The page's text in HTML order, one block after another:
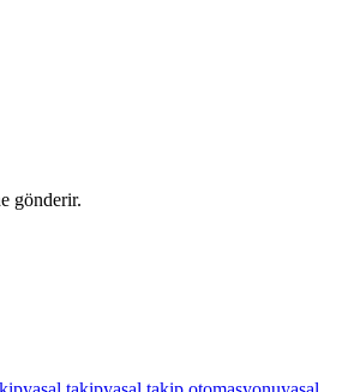
gönderir.